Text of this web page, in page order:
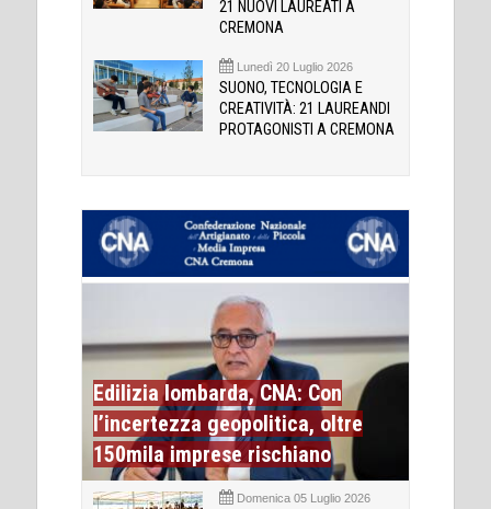
21 NUOVI LAUREATI A
CREMONA
Lunedì 20 Luglio 2026
SUONO, TECNOLOGIA E
CREATIVITÀ: 21 LAUREANDI
PROTAGONISTI A CREMONA
Edilizia lombarda, CNA: Con
l’incertezza geopolitica, oltre
150mila imprese rischiano
Domenica 05 Luglio 2026